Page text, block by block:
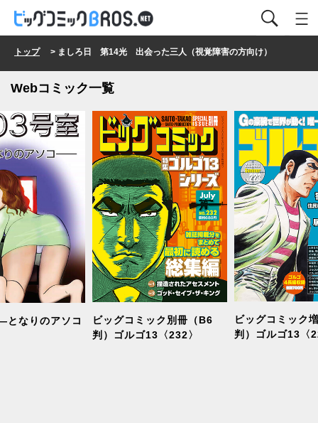
トップ> ましろ日 第14光 出会った三人（視覚障害の方向け）
Webコミック一覧
なりのアソコ
ビッグコミック別冊（B6
判）ゴルゴ13〈232〉
ビッグコミック
判）ゴルゴ13〈